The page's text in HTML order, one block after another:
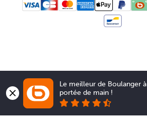
Le meilleur de Boulanger à
portée de main !